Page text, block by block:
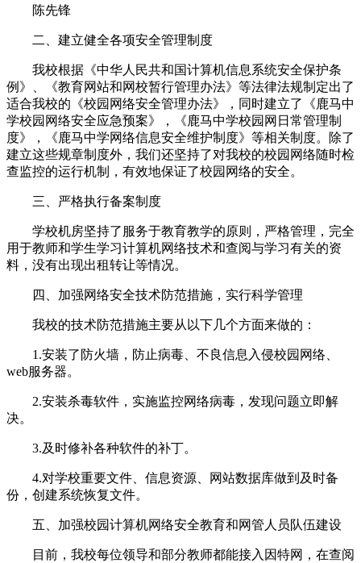
陈先锋
二、建立健全各项安全管理制度
我校根据《中华人民共和国计算机信息系统安全保护条
例》、《教育网站和网校暂行管理办法》等法律法规制定出了
适合我校的《校园网络安全管理办法》，同时建立了《鹿马中
学校园网络安全应急预案》，《鹿马中学校园网日常管理制
度》，《鹿马中学网络信息安全维护制度》等相关制度。除了
建立这些规章制度外，我们还坚持了对我校的校园网络随时检
查监控的运行机制，有效地保证了校园网络的安全。
三、严格执行备案制度
学校机房坚持了服务于教育教学的原则，严格管理，完全
用于教师和学生学习计算机网络技术和查阅与学习有关的资
料，没有出现出租转让等情况。
四、加强网络安全技术防范措施，实行科学管理
我校的技术防范措施主要从以下几个方面来做的：
1.安装了防火墙，防止病毒、不良信息入侵校园网络、
web服务器。
2.安装杀毒软件，实施监控网络病毒，发现问题立即解
决。
3.及时修补各种软件的补丁。
4.对学校重要文件、信息资源、网站数据库做到及时备
份，创建系统恢复文件。
五、加强校园计算机网络安全教育和网管人员队伍建设
目前，我校每位领导和部分教师都能接入因特网，在查阅